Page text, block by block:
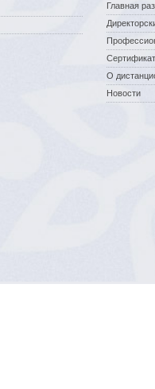
Главная
О
Новости